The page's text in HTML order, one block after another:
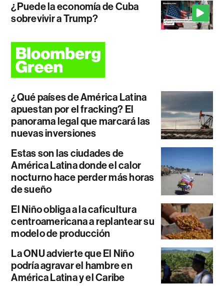
¿Puede la economía de Cuba
sobrevivir a Trump?
¿Qué países de América Latina
apuestan por el fracking? El
panorama legal que marcará las
nuevas inversiones
Estas son las ciudades de
América Latina donde el calor
nocturno hace perder más horas
de sueño
El Niño obliga a la caficultura
centroamericana a replantear su
modelo de producción
La ONU advierte que El Niño
podría agravar el hambre en
América Latina y el Caribe